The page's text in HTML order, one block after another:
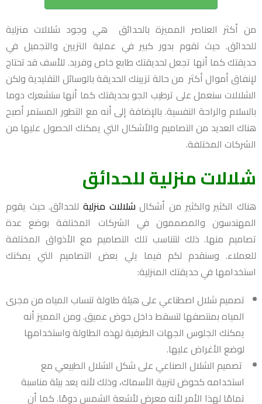
من أكثر العناصر المميزة بالحدائق هي وجود شلالات منزلية
للحدائق. حيث تقوم بدور كبير في عملية التزيين والتجميل في
حديقتك كما أنها تجعل لحديقتك طابع خاص وفريد. للأسف قد تحتاج
لإنفاق أموال أكثر من حالة تزيينك الحديقة بالوسائل التقليدية ولكن
الشلالات سنعمل على ترطيب الجو بحديقتك كما أنها ستشعرك دوما
بالسلام والراحة النفسية. بالإضافة إلى أنه مع التطور المستمر أصبح
هناك العديد من التصاميم والأشكال التي يمكنك الحصول عليها من
الشركات المختلفة.
شلالات منزلية للحدائق
هناك الكثير والكثير من أشكال شلالات منزلية للحدائق. حيث يقوم
المهندسون والمصممون في الشركات المختلفة بوضع عدة
تصاميم منها. ذلك لتتناسب تلك التصاميم مع الأذواق المختلفة
للعملاء. وسنقدم لكم فيما يلي بعض التصاميم التي يمكنك
استخدامها في حديقتك المنزلية:
تصميم شلال اصطناعي على هيئة طاولة تنساب المياه من مجرى
المياه بمنتصفها لتسقط داخل حوض عميق. ومن المميز أنه
يمكنك الجلوس الجهات الطرفية لهذه الطاولة واستخدامها
لوضع الأغراض عليها.
تصميم الشلال الصناعي على شكل الشلال الطبيعي مع
استخدامه كحوض لتربية الأسماك، وذلك لأنه يعد بيئة مناسبة
تمامًا لهذا الأمر لأنه معرض لأشعة الشمس دومًا. كما أن